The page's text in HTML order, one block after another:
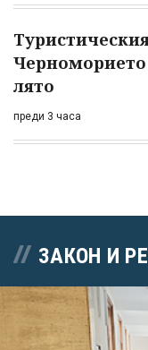
Черноморието
лято
преди 3 часа
ЗАКОН И